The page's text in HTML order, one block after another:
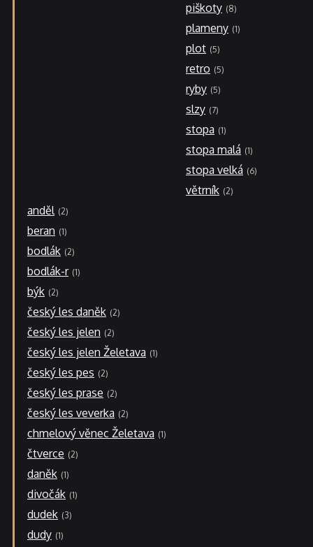
anděl 2
beran 1
bodlák 2
bodlák-r 1
býk 2
český les daněk 2
český les jelen 2
český les jelen Želetava 1
český les pes 2
český les prase 2
český les veverka 2
chmelový věnec Želetava 1
čtverce 2
daněk 1
divočák 1
dudek 3
dudy 1
piškoty 8
plameny 1
plot 5
retro 5
ryby 5
slzy 7
stopa 1
stopa malá 1
stopa velká 6
větrník 2